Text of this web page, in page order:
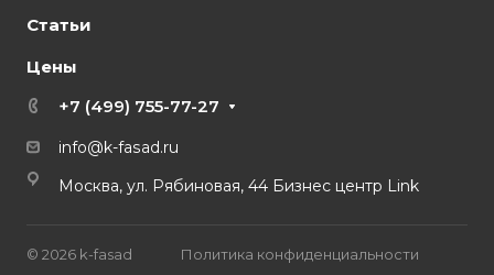
Статьи
Цены
+7 (499) 755-77-27
info@k-fasad.ru
Москва, ул. Рябиновая, 44 Бизнес центр Link
© 2026 k-fasad Политика конфиденциальности